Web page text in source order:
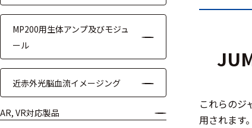
システム・周辺
構成
装置本体
デバイス
MP200用生体アンプ及びモジュ
ール
近赤外光脳血流イメージング
AR, VR対応製品
これらのジ
用されます